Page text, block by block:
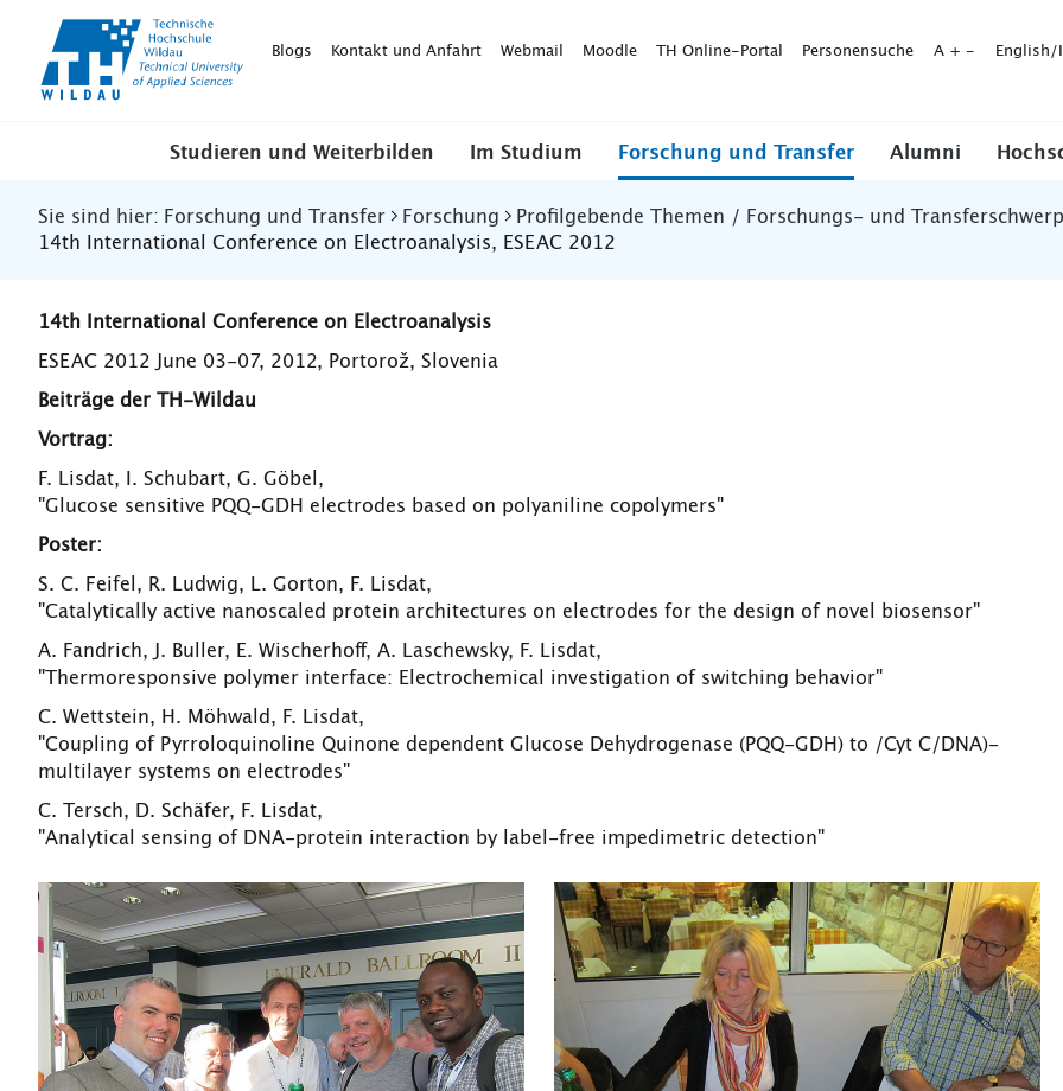
WildauBlogs Kontakt und Anfahrt Webmail Moodle TH Online-Portal Personensuche A + - English/
Studieren und Weiterbilden Im Studium Forschung und Transfer Alumni
Sie sind hier: Forschung und Transfer Forschung Profilgebende Themen / Forschungs- und
14th International Conference on Electroanalysis, ESEAC 2012
14th International Conference on Electroanalysis
ESEAC 2012 June 03-07, 2012, Portorož, Slovenia
Beiträge der TH-Wildau
Vortrag:
F. Lisdat, I. Schubart, G. Göbel,
"Glucose sensitive PQQ-GDH electrodes based on polyaniline copolymers"
Poster:
S. C. Feifel, R. Ludwig, L. Gorton, F. Lisdat,
"Catalytically active nanoscaled protein architectures on electrodes for the design of novel biosensor"
A. Fandrich, J. Buller, E. Wischerhoff, A. Laschewsky, F. Lisdat,
"Thermoresponsive polymer interface: Electrochemical investigation of switching behavior"
C. Wettstein, H. Möhwald, F. Lisdat,
"Coupling of Pyrroloquinoline Quinone dependent Glucose Dehydrogenase (PQQ-GDH) to /Cyt C/DNA)-
multilayer systems on electrodes"
C. Tersch, D. Schäfer, F. Lisdat,
"Analytical sensing of DNA-protein interaction by label-free impedimetric detection"